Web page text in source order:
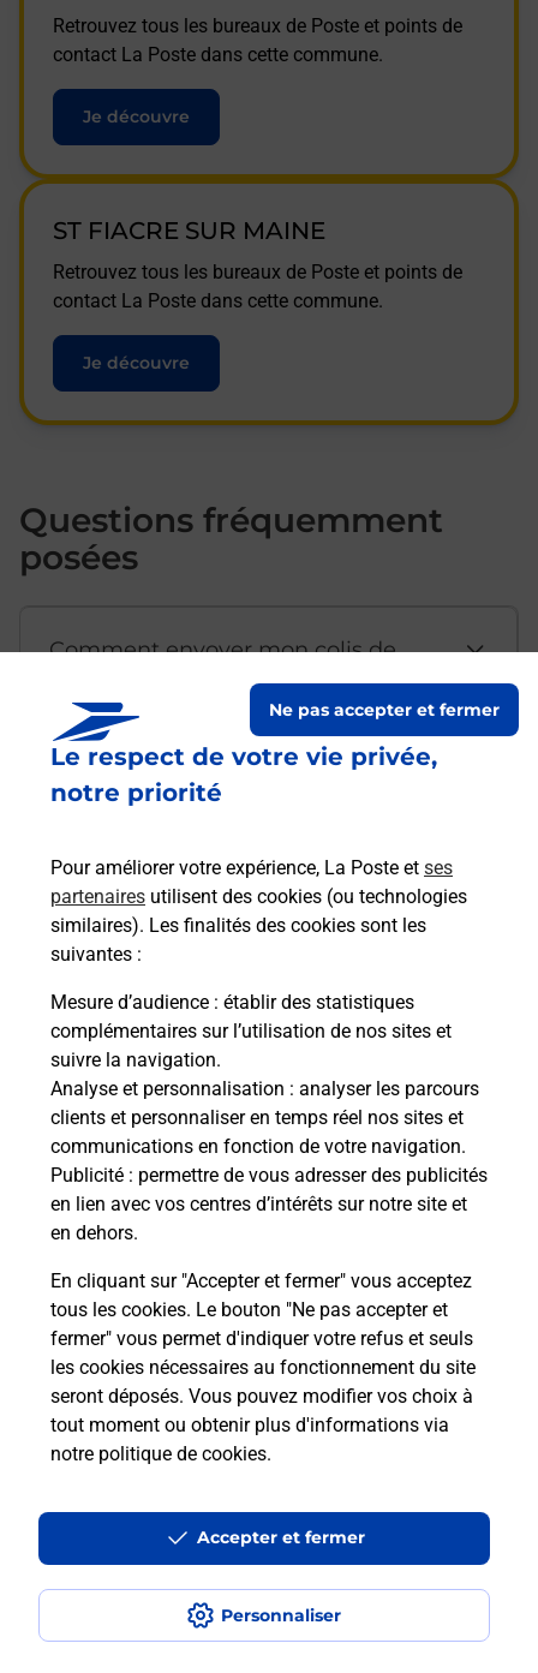
Le respect de votre vie privée,
notre priorité
Pour améliorer votre expérience, La Poste et ses
partenaires utilisent des cookies (ou technologies
similaires). Les finalités des cookies sont les
suivantes :
Mesure d’audience : établir des statistiques
complémentaires sur l’utilisation de nos sites et
suivre la navigation.
Analyse et personnalisation : analyser les parcours
clients et personnaliser en temps réel nos sites et
communications en fonction de votre navigation.
Publicité : permettre de vous adresser des publicités
en lien avec vos centres d’intérêts sur notre site et
en dehors.
En cliquant sur "Accepter et fermer" vous acceptez
tous les cookies. Le bouton "Ne pas accepter et
fermer" vous permet d'indiquer votre refus et seuls
les cookies nécessaires au fonctionnement du site
seront déposés. Vous pouvez modifier vos choix à
tout moment ou obtenir plus d'informations via
notre politique de cookies.
Personnaliser
Ne pas accepter et fermer
Accepter et fermer
Retrouvez tous les bureaux de Poste et points de
contact La Poste dans cette commune.
Je découvre
ST FIACRE SUR MAINE
Retrouvez tous les bureaux de Poste et points de
contact La Poste dans cette commune.
Je découvre
Questions fréquemment
posées
Comment envoyer mon colis de
Est-il possible d’acheter un
emballage directement depuis un
Comment demander une
modification de livraison ?
Comment La Poste participe-t-elle
à votre sécurité au quotidien ?
Puis-je passer mon code de la route
avec La Poste et sous quelles
conditions ?
Localiser Liste Loire-Atlantique MAISDON SUR SEVRE
Accessibilité : partiellement conforme
Conditions contractuelles
Mentions légales